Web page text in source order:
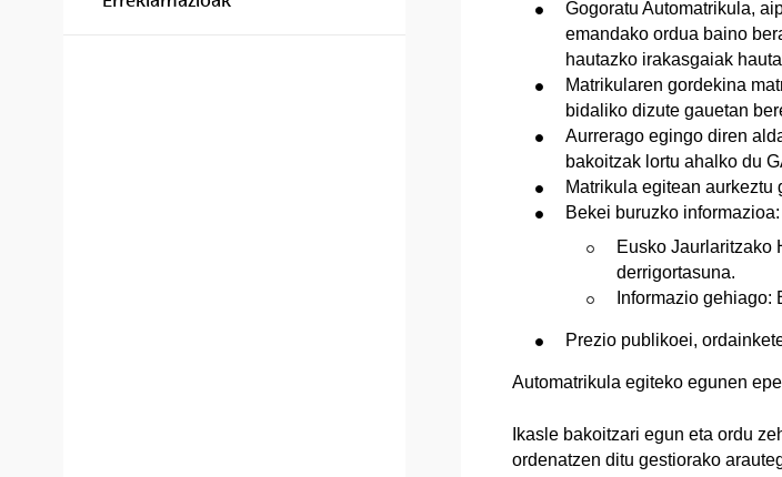
Gogoratu Automatrikula,
emandako ordua baino
hautazko irakasgaiak
Matrikularen gordekina
bidaliko dizute gauetan
Aurrerago egingo diren
bakoitzak lortu ahalko du
Matrikula egitean aurkeztu
Bekei buruzko informazioa:
Eusko Jaurlaritzako
derrigortasuna.
Informazio gehiago:
Prezio publikoei,
Automatrikula egiteko egunen
Ikasle bakoitzari egun eta ordu
ordenatzen ditu gestiorako